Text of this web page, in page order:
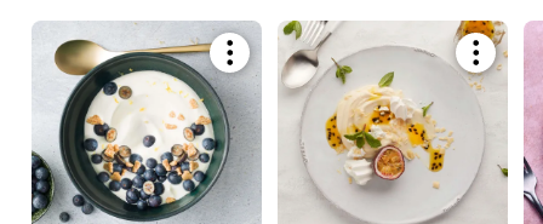
Bookmark
recipe
or
add
it
to
your
recipe
or
to
your